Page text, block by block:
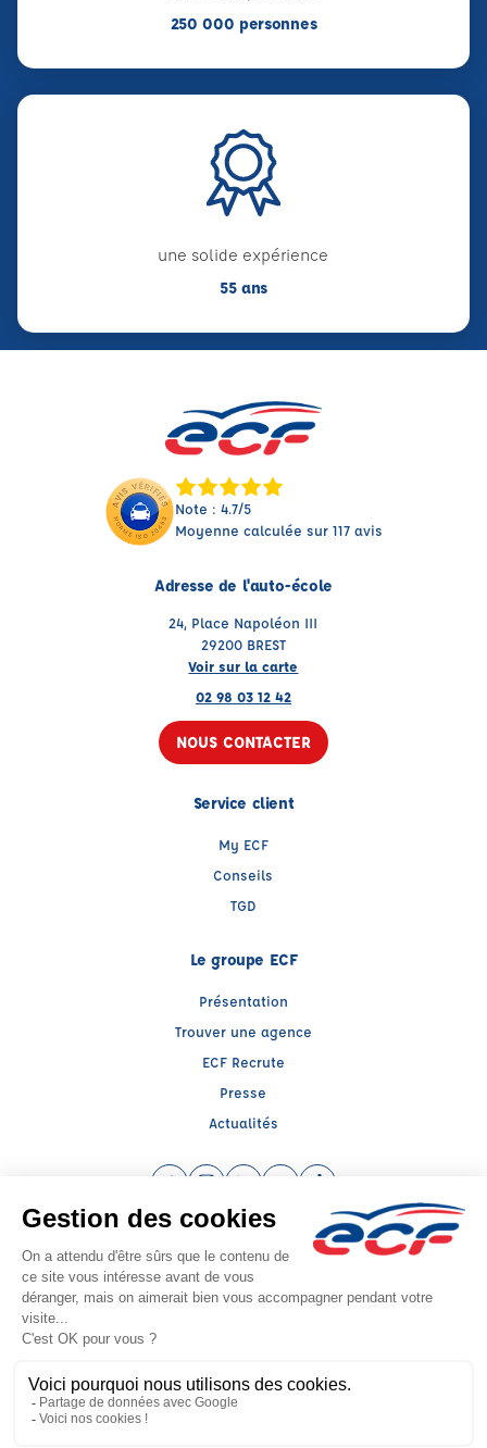
250 000 personnes
une solide expérience
55 ans
Note : 4.7/5
Moyenne calculée sur 117 avis
Adresse de l'auto-école
24, Place Napoléon III
29200 BREST
Voir sur la carte
02 98 03 12 42
NOUS CONTACTER
Service client
My ECF
Conseils
TGD
Le groupe ECF
Présentation
Trouver une agence
ECF Recrute
Presse
Actualités
Instagram (nouvelle fenêtre)
LinkedIn (nouvelle fenêtre)
YouTube (nouvelle fenêtre)
TikTok (nouvelle
Raison sociale : SARL ROGER ROUDAUT - Capital social: 200000€
SIREN: 381244532 - Numéro de TVA intracommunautaire: FR 12 381244532
Agrément n°E1802900060
Siège social : 24, Place Napoléon III , BREST (29200) - Représentant légal :